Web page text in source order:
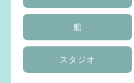
船
スタジオ